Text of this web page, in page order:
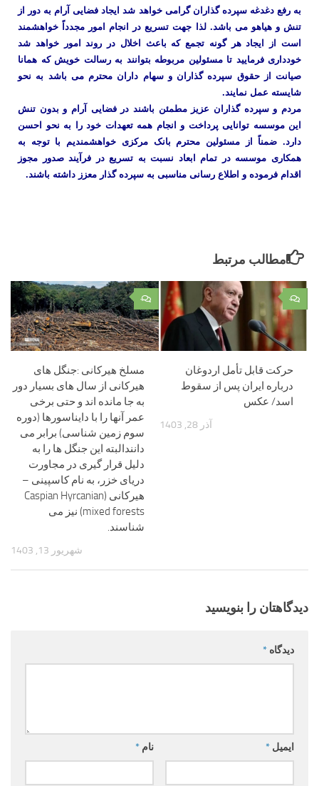
به رفع دغدغه سپرده گذاران گرامی خواهد شد ایجاد فضایی آرام به دور از
تنش و هیاهو می باشد. لذا جهت تسریع در انجام امور مجدداً خواهشمند
است از ایجاد هر گونه تجمع که باعث اخلال در روند امور خواهد شد
خودداری فرمایید تا مسئولین مربوطه بتوانند به رسالت خویش که همانا
صیانت از حقوق سپرده گذاران و سهام داران محترم می باشد به نحو
شایسته عمل نمایند.
مردم و سپرده گذاران عزیز مطمئن باشند در فضایی آرام و بدون تنش
این موسسه توانایی پرداخت و انجام همه تعهدات خود را به نحو احسن
دارد. ضمناً از مسئولین محترم بانک مرکزی خواهشمندیم با توجه به
همکاری موسسه در تمام ابعاد نسبت به تسریع در فرآیند صدور مجوز
اقدام فرموده و اطلاع رسانی مناسبی به سپرده گذار معزز داشته باشند.
مطالب مرتبط
۰
مسلخ هیرکانی :جنگل های
هیرکانی از سال های بسیار دور
به جا مانده اند و حتی برخی
عمر آنها را با دایناسورها (دوره
سوم زمین شناسی) برابر می
دانندالبته این جنگل ها را به
دلیل قرار گیری در مجاورت
دریای خزر، به نام کاسپینی –
هیرکانی (Caspian Hyrcanian
mixed forests) نیز می
شناسند.
شهریور 13, 1403
۰
حرکت قابل تأمل اردوغان
درباره ایران پس از سقوط
اسد/ عکس
آذر 28, 1403
دیدگاهتان را بنویسید
دیدگاه *
نام * ایمیل *